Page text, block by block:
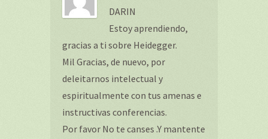
DARIN
Estoy aprendiendo,
gracias a ti sobre Heidegger.
Mil Gracias, de nuevo, por
deleitarnos intelectual y
espiritualmente con tus amenas e
instructivas conferencias.
Por favor No te canses .Y mantente